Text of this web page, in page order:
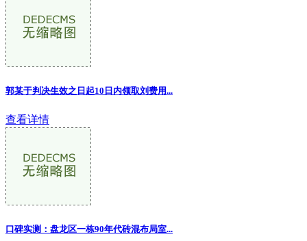
郭某于判决生效之日起10日内领取刘费用...
查看详情
口碑实测：盘龙区一栋90年代砖混布局室...